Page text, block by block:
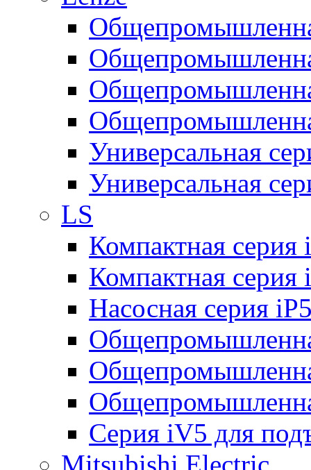
Универсальная
Универсальная
LS
Компактная серия
Компактная серия
Насосная серия
Серия iV5 для
Mitsubishi Electric